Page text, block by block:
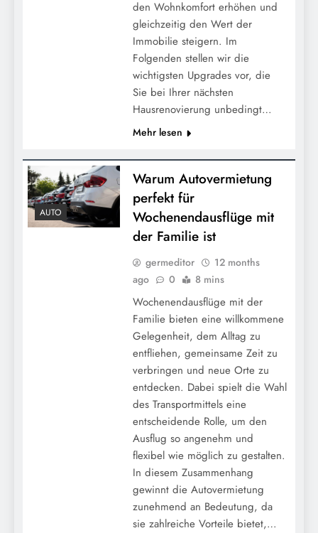
den Wohnkomfort erhöhen und
gleichzeitig den Wert der
Immobilie steigern. Im
Folgenden stellen wir die
wichtigsten Upgrades vor, die
Sie bei Ihrer nächsten
Hausrenovierung unbedingt…
Mehr lesen
AUTO
Warum Autovermietung
perfekt für
Wochenendausflüge mit
der Familie ist
germeditor
12 months
ago
0 8 mins
Wochenendausflüge mit der
Familie bieten eine willkommene
Gelegenheit, dem Alltag zu
entfliehen, gemeinsame Zeit zu
verbringen und neue Orte zu
entdecken. Dabei spielt die Wahl
des Transportmittels eine
entscheidende Rolle, um den
Ausflug so angenehm und
flexibel wie möglich zu gestalten.
In diesem Zusammenhang
gewinnt die Autovermietung
zunehmend an Bedeutung, da
sie zahlreiche Vorteile bietet,…